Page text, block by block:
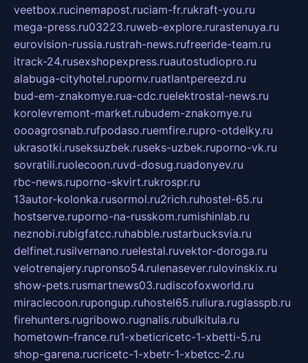
veetbox.rucinemapost.ruciam-fr.rukraft-you.ru
mega-press.ru03223.ruweb-explore.rurastenuya.ru
eurovision-russia.rustrah-news.rufreeride-team.ru
itrack-24.rusexshopexpress.ruautostudiopro.ru
alabuga-cityhotel.rupornv.ruatlantpereezd.ru
bud-em-znakomye.rua-cdc.ruelektrostal-news.ru
korolevremont-market.rubudem-znakomye.ru
oooagrosnab.rufpodaso.ruemfire.rupro-otdelky.ru
ukrasotki.ruseksuzbek.ruseks-uzbek.ruporno-vk.ru
sovratili.ruolecoon.ruvd-dosug.ruadonyev.ru
rbc-news.ruporno-skvirt.rukrospr.ru
13autor-kolonka.rusormol.ru2rich.ruhostel-65.ru
hostserve.ruporno-na-russkom.rumishinlab.ru
neznobi.rubigfatcc.ruhabble.rustarbucksvia.ru
delfinet.rusilvernano.ruelestal.ruvektor-doroga.ru
velotrenajery.rupronso54.rulenasever.rulovinskix.ru
show-pets.rusmartnews03.rudiscofoxworld.ru
miraclecoon.rupongup.ruhostel65.ruliura.ruglasspb.ru
firehunters.rugribowo.rugnalis.rubulkitula.ru
hometown-france.ru1-xbeticricetc-1-xbetti-5.ru
shop-garena.rucricetc-1-xbetr-1-xbetcc-2.ru